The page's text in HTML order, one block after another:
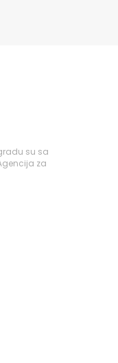
su sa
za